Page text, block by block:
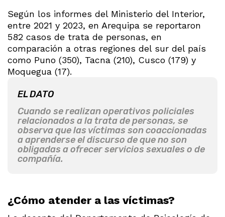
Según los informes del Ministerio del Interior,
entre 2021 y 2023, en Arequipa se reportaron
582 casos de trata de personas, en
comparación a otras regiones del sur del país
como Puno (350), Tacna (210), Cusco (179) y
Moquegua (17).
EL DATO
Cuando se realizan operativos policiales
relacionados a la trata de personas, se
observa que las víctimas son coaccionadas
a aprenderse el discurso de que no son
obligadas a ofrecer servicios sexuales o de
compañía.
¿Cómo atender a las víctimas?